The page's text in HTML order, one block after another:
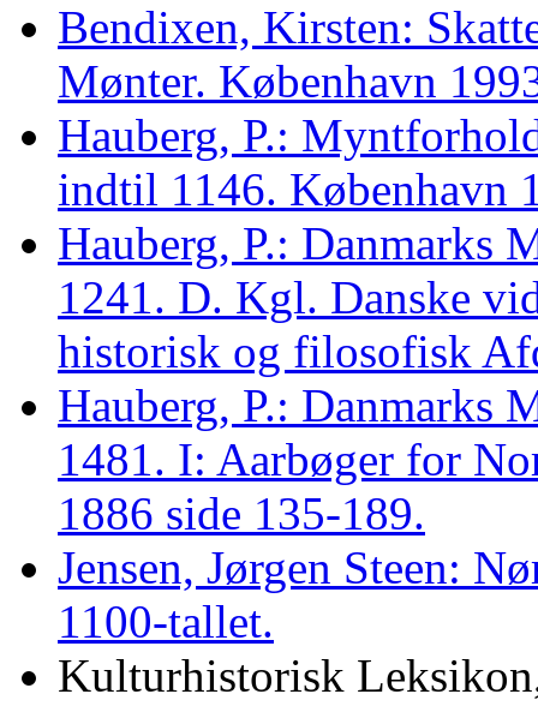
Bendixen, Kirsten:
Mønter. København
Hauberg, P.:
indtil 1146. København
Hauberg, P.: Danmarks
1241. D. Kgl. Danske
historisk og filosofisk
Hauberg, P.: Danmarks
1481. I: Aarbøger for
1886 side 135-189.
Jensen, Jørgen Steen:
1100-tallet.
Kulturhistorisk